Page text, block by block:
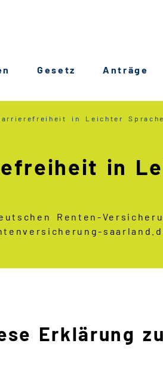
Gesetz Anträge
in Leichter Sprache
in
Renten-
Erklärung